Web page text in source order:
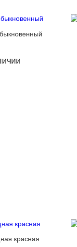
красная